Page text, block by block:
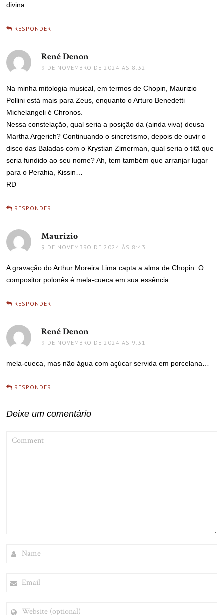
divina.
RESPONDER
René Denon
9 DE NOVEMBRO DE 2024 ÀS 8:32
Na minha mitologia musical, em termos de Chopin, Maurizio
Pollini está mais para Zeus, enquanto o Arturo Benedetti
Michelangeli é Chronos.
Nessa constelação, qual seria a posição da (ainda viva) deusa
Martha Argerich? Continuando o sincretismo, depois de ouvir o
disco das Baladas com o Krystian Zimerman, qual seria o titã que
seria fundido ao seu nome? Ah, tem também que arranjar lugar
para o Perahia, Kissin…
RD
RESPONDER
Maurizio
9 DE NOVEMBRO DE 2024 ÀS 8:43
A gravação do Arthur Moreira Lima capta a alma de Chopin. O
compositor polonês é mela-cueca em sua essência.
RESPONDER
René Denon
9 DE NOVEMBRO DE 2024 ÀS 9:31
mela-cueca, mas não água com açúcar servida em porcelana…
RESPONDER
Deixe um comentário